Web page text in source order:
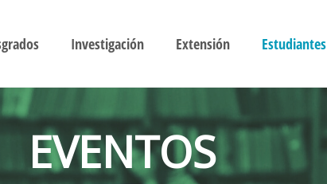
Investigación Extensión Estudiantes
EVENTOS